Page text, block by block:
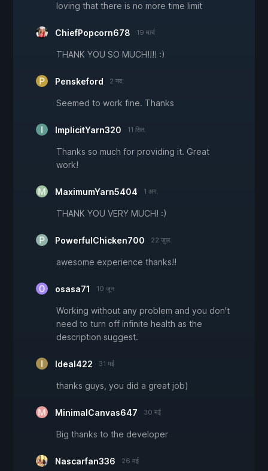
loving that there is no more time limit
ChiefPopcorn678 19 मार्च
THANK YOU SO MUCH!!!! :)
Penskeford 2 नव.
Seemed to work fine. Thanks
ImplicitYarn320 11 सित.
Thanks so much for providing it. Great
work!
MaximumYarn5404 1 अग.
THANK YOU VERY MUCH! :)
PowerfulChicken700 22 जुल.
awesome experience thanks!!
osasa71 10 जून
Working without any problem and you don't
need to turn off infinite health as the
description suggest.
Ideal422 31 मई
thanks guys, you did a great job)
MinimalCanvas647 30 मई
Big thanks to the developer
Nascarfan336 26 मई